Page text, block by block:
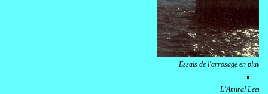
Essais de l'arrosage en pluie
L'Amiral